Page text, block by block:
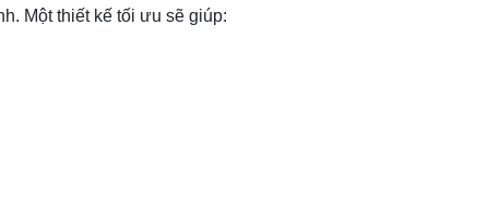
Một thiết kế tối ưu sẽ giúp: